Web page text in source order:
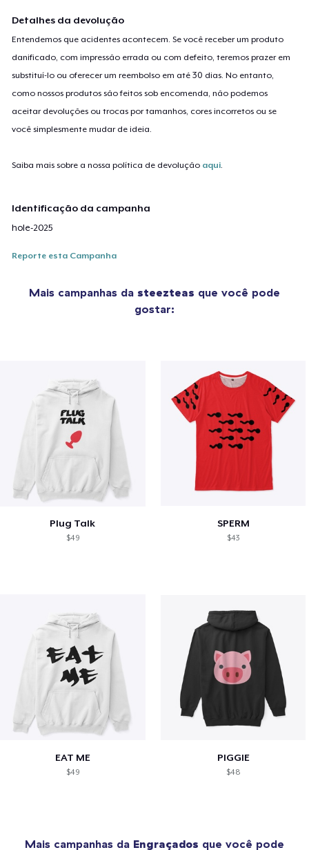
Detalhes da devolução
Entendemos que acidentes acontecem. Se você receber um produto
danificado, com impressão errada ou com defeito, teremos prazer em
substituí-lo ou oferecer um reembolso em até 30 dias. No entanto,
como nossos produtos são feitos sob encomenda, não podemos
aceitar devoluções ou trocas por tamanhos, cores incorretos ou se
você simplesmente mudar de ideia.
Saiba mais sobre a nossa política de devolução aqui.
Identificação da campanha
hole-2025
Reporte esta Campanha
Mais campanhas da steezteas que você pode
gostar:
Plug Talk
$49
SPERM
$43
EAT ME
$49
PIGGIE
$48
Mais campanhas da Engraçados que você pode